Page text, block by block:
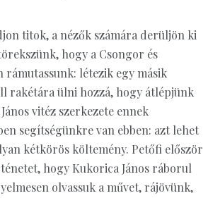
titok, a nézők számára derüljön ki
hogy a Csongor és
rámutassunk: létezik egy másik
rakétára ülni hozzá, hogy átlépjünk
vitéz szerkezete ennek
segítségünkre van ebben: azt lehet
kétkörös költemény. Petőfi először
hogy Kukorica János ráborul
olvassuk a művet, rájövünk,